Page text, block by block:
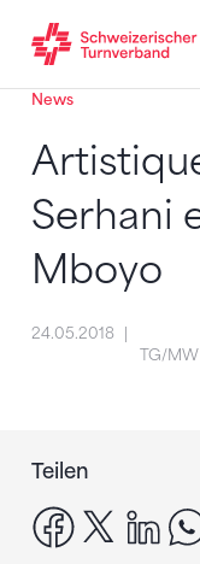
Zum Inhalt springen
Zur Sitemap
Zum Navigieren
News
Serhani
Mboyo
24.05.2018
TG/MW
Teilen
facebook
x